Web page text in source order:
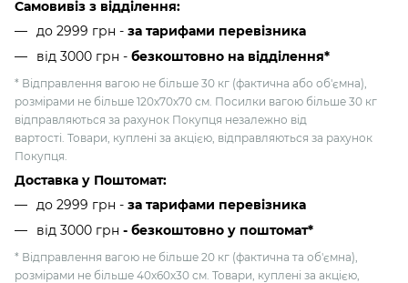
Самовивіз з відділення:
до 2999 грн - за тарифами перевізника
від 3000 грн - безкоштовно на відділення*
* Відправлення вагою не більше 30 кг (фактична або об'ємна),
розмірами не більше 120х70х70 см. Посилки вагою більше 30 кг
відправляються за рахунок Покупця незалежно від
вартості. Товари, куплені за акцією, відправляються за рахунок
Покупця.
Доставка у Поштомат:
до 2999 грн - за тарифами перевізника
від 3000 грн - безкоштовно у поштомат*
* Відправлення вагою не більше 20 кг (фактична та об'ємна),
розмірами не більше 40х60х30 см. Товари, куплені за акцією,